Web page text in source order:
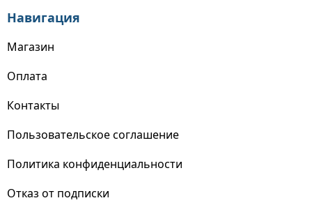
Навигация
Магазин
Оплата
Контакты
Пользовательское соглашение
Политика конфиденциальности
Отказ от подписки